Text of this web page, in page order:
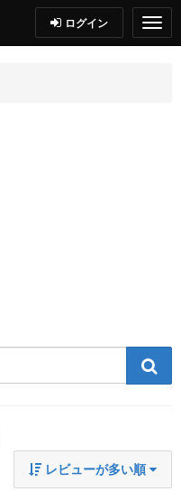
ログイン
レビューが多い順